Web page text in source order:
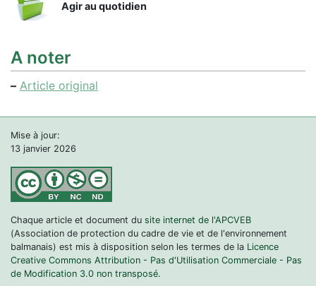
Agir au quotidien
A noter
– Article original
Mise à jour:
13 janvier 2026
Chaque article et document du site internet de l'APCVEB
(Association de protection du cadre de vie et de l'environnement
balmanais) est mis à disposition selon les termes de la Licence
Creative Commons Attribution - Pas d'Utilisation Commerciale - Pas
de Modification 3.0 non transposé.